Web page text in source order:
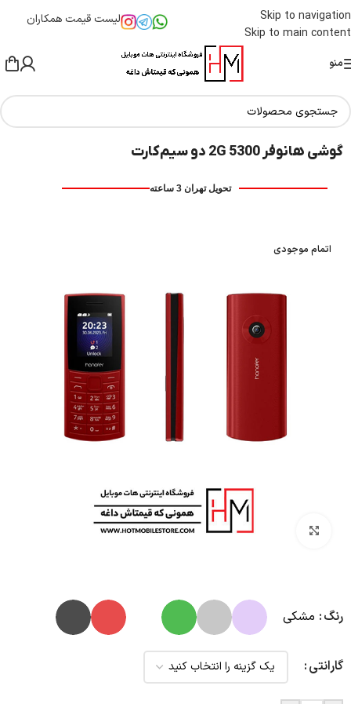
Skip to navigation
Skip to main content
لیست قیمت همکاران
منو
گوشی هانوفر 5300 2G دو سیم‌کارت
تحویل تهران 3 ساعته
اتمام موجودی
بزرگنمایی تصویر
رنگ مشکی
گارانتی